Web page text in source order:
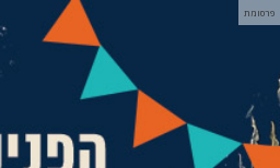
פרסומת